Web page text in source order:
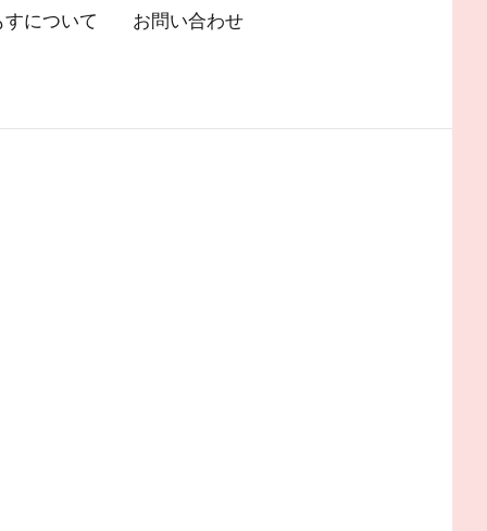
すについて お問い合わせ